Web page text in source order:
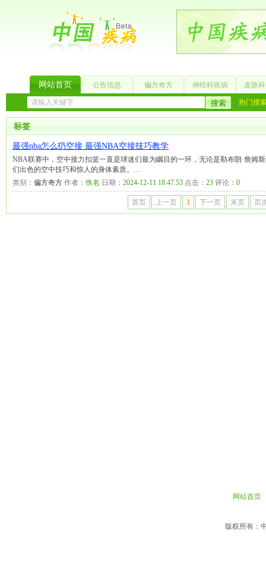
网站首页 公告信息 偏方奇方 神经科疾病 皮肤
热门搜
标签
最强nba怎么扔空接 最强NBA空接技巧教学
NBA联赛中，空中接力扣篮一直是球迷们最为瞩目的一环，无论是勒布朗·詹姆
们出色的空中技巧和惊人的身体素质。…
类别： 偏方奇方 作者： 佚名 日期： 2024-12-11 18.47.53 点击： 23 评论： 0
首页 上一页 1 下一页 末页 页
网站首页
版权所有：